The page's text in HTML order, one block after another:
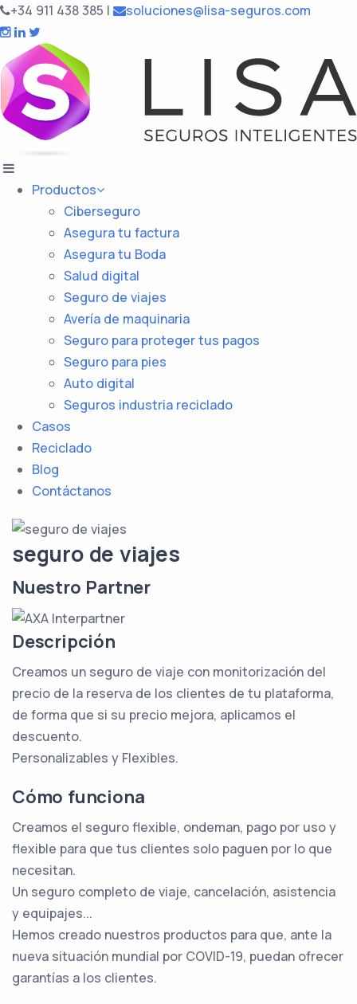
+34 911 438 385 | soluciones@lisa-seguros.com
Productos
Ciberseguro
Asegura tu factura
Asegura tu Boda
Salud digital
Seguro de viajes
Avería de maquinaria
Seguro para proteger tus pagos
Seguro para pies
Auto digital
Seguros industria reciclado
Casos
Reciclado
Blog
Contáctanos
segurode viajes
Nuestro Partner
Descripción
Creamos un seguro de viaje con monitorización del
precio de la reserva de los clientes de tu plataforma,
de forma que si su precio mejora, aplicamos el
descuento.
Personalizables y Flexibles.
Cómo funciona
Creamos el seguro flexible, ondeman, pago por uso y
flexible para que tus clientes solo paguen por lo que
necesitan.
Un seguro completo de viaje, cancelación, asistencia
y equipajes...
Hemos creado nuestros productos para que, ante la
nueva situación mundial por COVID-19, puedan ofrecer
garantías a los clientes.